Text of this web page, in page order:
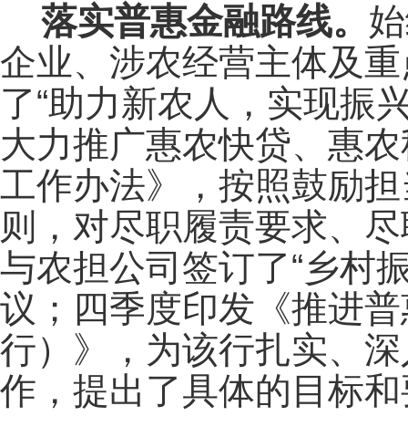
落实普惠金融路线。
企业、涉农经营主体及
了“助力新农人，实现振
大力推广惠农快贷、惠
工作办法》，按照鼓励
则，对尽职履责要求、
与农担公司签订了“乡村
议；四季度印发《推进
行）》，为该行扎实、
作，提出了具体的目标